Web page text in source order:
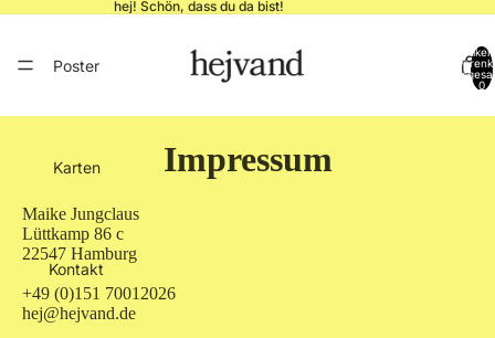
hej! Schön, dass du da bist!
Poster
Karten
Kontakt
Artikel
0
Impressum
Maike Jungclaus
Lüttkamp 86 c
22547 Hamburg
+49 (0)151 70012026
hej@hejvand.de